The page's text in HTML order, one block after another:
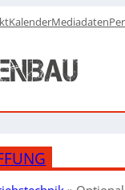
KalenderMediadaten